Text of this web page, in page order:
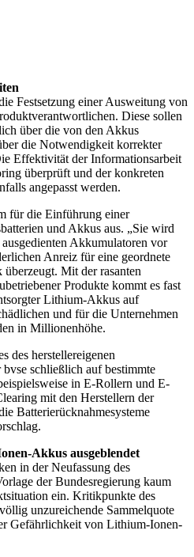
Festsetzung einer Ausweitung von
Diese sollen
über die von den Akkus
die Notwendigkeit korrekter
Effektivität der Informationsarbeit
überprüft und der konkreten
angepasst werden.
für die Einführung einer
und Akkus aus. „Sie wird
Akkumulatoren vor
Anreiz für eine geordnete
überzeugt. Mit der rasanten
Produkte kommt es fast
Lithium-Akkus auf
und für die Unternehmen
in Millionenhöhe.
des herstellereigenen
schließlich auf bestimmte
in E-Rollern und E-
mit den Herstellern der
Batterierücknahmesysteme
Akkus ausgeblendet
in der Neufassung des
der Bundesregierung kaum
ein. Kritikpunkte des
unzureichende Sammelquote
Gefährlichkeit von Lithium-Ionen-